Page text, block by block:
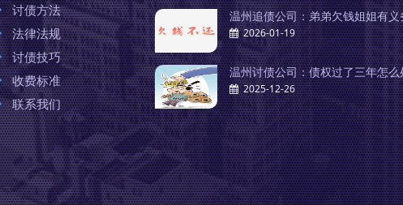
讨债方法
法律法规
讨债技巧
收费标准
联系我们
温州追债公司：弟弟欠钱姐姐有义
2026-01-19
温州讨债公司：债权过了三年怎么
2025-12-26